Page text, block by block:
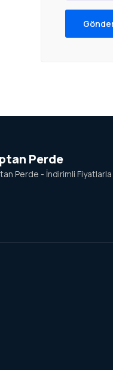
Perde
Perde - İndirimli